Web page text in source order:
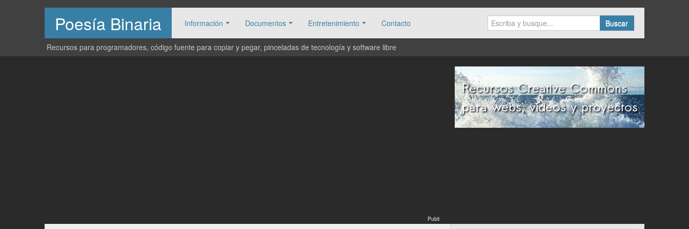
Poesía Binaria Información Documentos Entretenimiento Contacto Buscar
Recursos para programadores, código fuente para copiar y pegar, pinceladas de tecnología y software libre
Publi